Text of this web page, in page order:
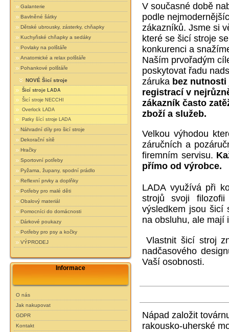
Galanterie
Bavlněné šátky
Dětské ubrousky, zásterky, chňapky
Kuchyňské chňapky a sedáky
Povlaky na polštáře
Anatomické a relax polštáře
Pohankové polštáře
NOVÉ Šicí stroje
Šicí stroje LADA
Šicí stroje NECCHI
Overlock LADA
Patky šící stroje LADA
Náhradní díly pro šicí stroje
Dekorační sítě
Hračky
Sportovní potřeby
Pyžama, župany, spodní prádlo
Reflexní prvky a doplňky
Potřeby pro malé děti
Obalový materiál
Pomocníci do domácnosti
Dárkové poukazy
Potřeby pro psy a kočky
VÝPRODEJ
Informace
O nás
Jak nakupovat
GDPR
Kontakt
V současné době
podle
zákazníků. Jsme si
které se šicí stroje
konkurenci a
Naším prvořadým
poskytovat řadu
záruka bez
registrací v
zákazník často
zboží a služeb.
Velkou výhodou
záručních a
firemním servisu.
přímo od výrobce.
LADA využívá při
strojů svoji
výsledkem jsou šicí
na obsluhu, ale mají
Vlastnit šicí stroj
nadčasového
Vaší osobnosti.
Nápad založit
rakousko-uherské